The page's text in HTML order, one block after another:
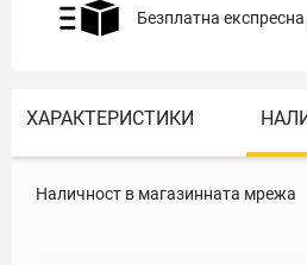
Безплатна
ХАРАКТЕРИСТИКИ
Наличност в магазинната мрежа